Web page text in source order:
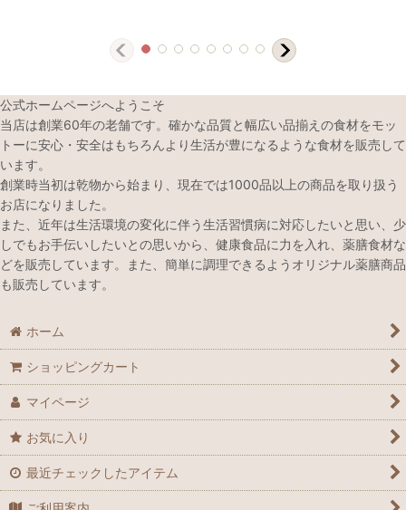
公式ホームページへようこそ
当店は創業60年の老舗です。確かな品質と幅広い品揃えの食材をモッ
トーに安心・安全はもちろんより生活が豊になるような食材を販売して
います。
創業時当初は乾物から始まり、現在では1000品以上の商品を取り扱う
お店になりました。
また、近年は生活環境の変化に伴う生活習慣病に対応したいと思い、少
しでもお手伝いしたいとの思いから、健康食品に力を入れ、薬膳食材な
どを販売しています。また、簡単に調理できるようオリジナル薬膳商品
も販売しています。
ホーム
ショッピングカート
マイページ
お気に入り
最近チェックしたアイテム